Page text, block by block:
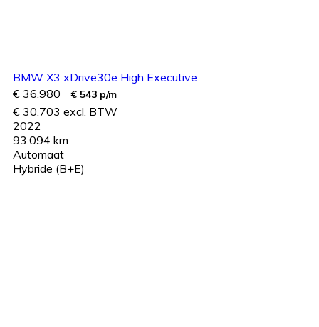
BMW X3 xDrive30e High Executive
€ 36.980
€ 543 p/m
€ 30.703 excl. BTW
2022
93.094 km
Automaat
Hybride (B+E)